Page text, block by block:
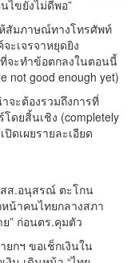
ไขยังไม่ดีพอ”
สัมภาษณ์ทางโทรศัพท์
ะเจรจาหยุดยิง
จะทำข้อตกลงในตอนนี้
not good enough yet)
จะต้องรวมถึงการที่
ดยสิ้นเชิง (completely
ดเผยรายละเอียด
ส.อนุสรณ์ ตะโกน
น้าคนไทยกลางสภา
” ก่อนตร.คุมตัว
ยกฯ ขอเช็กเงินใน